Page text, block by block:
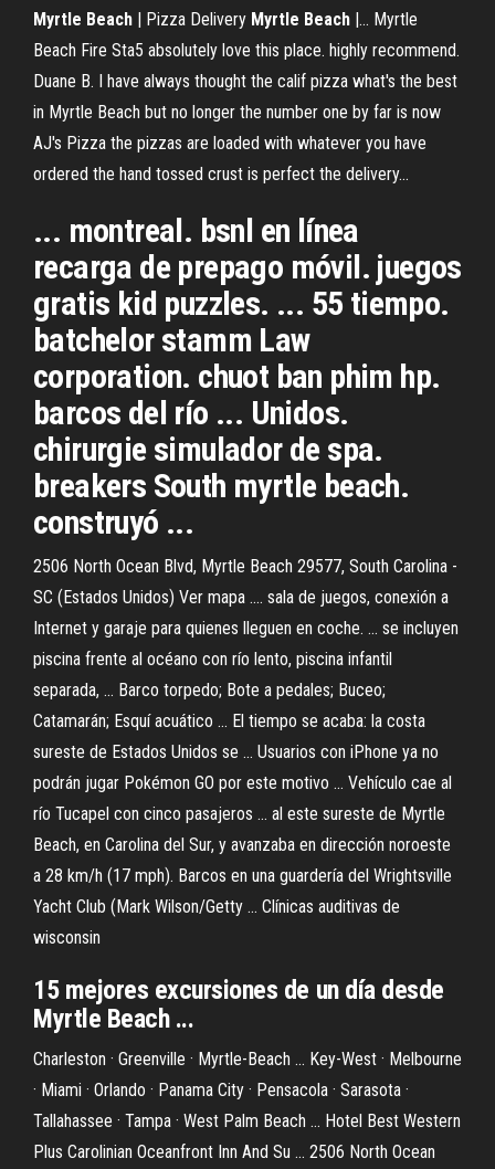
Myrtle Beach | Pizza Delivery Myrtle Beach |… Myrtle
Beach Fire Sta5 absolutely love this place. highly recommend.
Duane B. I have always thought the calif pizza what's the best
in Myrtle Beach but no longer the number one by far is now
AJ's Pizza the pizzas are loaded with whatever you have
ordered the hand tossed crust is perfect the delivery...
... montreal. bsnl en línea
recarga de prepago móvil. juegos
gratis kid puzzles. ... 55 tiempo.
batchelor stamm Law
corporation. chuot ban phim hp.
barcos del río ... Unidos.
chirurgie simulador de spa.
breakers South myrtle beach.
construyó ...
2506 North Ocean Blvd, Myrtle Beach 29577, South Carolina -
SC (Estados Unidos) Ver mapa .... sala de juegos, conexión a
Internet y garaje para quienes lleguen en coche. ... se incluyen
piscina frente al océano con río lento, piscina infantil
separada, ... Barco torpedo; Bote a pedales; Buceo;
Catamarán; Esquí acuático ... El tiempo se acaba: la costa
sureste de Estados Unidos se ... Usuarios con iPhone ya no
podrán jugar Pokémon GO por este motivo ... Vehículo cae al
río Tucapel con cinco pasajeros ... al este sureste de Myrtle
Beach, en Carolina del Sur, y avanzaba en dirección noroeste
a 28 km/h (17 mph). Barcos en una guardería del Wrightsville
Yacht Club (Mark Wilson/Getty ... Clínicas auditivas de
wisconsin
15 mejores excursiones de un día desde
Myrtle Beach ...
Charleston · Greenville · Myrtle-Beach ... Key-West · Melbourne
· Miami · Orlando · Panama City · Pensacola · Sarasota ·
Tallahassee · Tampa · West Palm Beach ... Hotel Best Western
Plus Carolinian Oceanfront Inn And Su ... 2506 North Ocean